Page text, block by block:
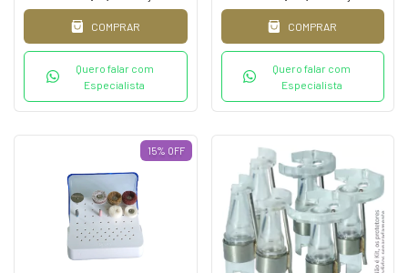
COMPRAR
Quero falar com
Especialista
COMPRAR
Quero falar com
Especialista
15% OFF